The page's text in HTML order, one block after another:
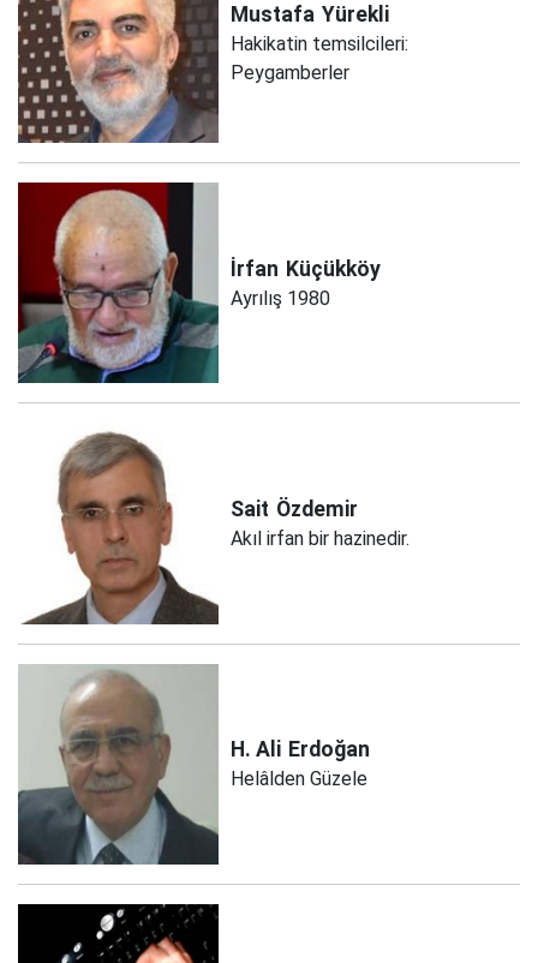
Mustafa Yürekli
Hakikatin temsilcileri:
Peygamberler
İrfan Küçükköy
Ayrılış 1980
Sait Özdemir
Akıl irfan bir hazinedir.
H. Ali Erdoğan
Helâlden Güzele